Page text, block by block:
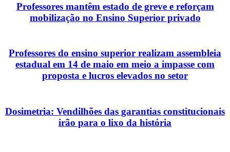
Professores mantêm estado de greve e reforçam
mobilização no Ensino Superior privado
Professores do ensino superior realizam assembleia
estadual em 14 de maio em meio a impasse com
proposta e lucros elevados no setor
Dosimetria: Vendilhões das garantias constitucionais
irão para o lixo da história